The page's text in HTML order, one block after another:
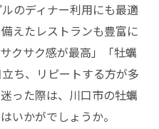
のディナー利用にも最適
えたレストランも豊富に
クサク感が最高」「牡蠣
ち、リピートする方が多
った際は、川口市の牡蠣
いかがでしょうか。